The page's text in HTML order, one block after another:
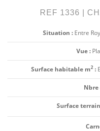
REF 1336 |
Situation : Entre
Vue :
Surface habitable m2:
Nbre
Surface